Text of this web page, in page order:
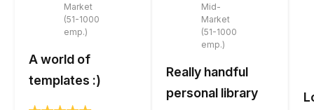
Market
(51-1000
emp.)
A world of
templates :)
Mid-
Market
(51-1000
emp.)
Really handful
personal library